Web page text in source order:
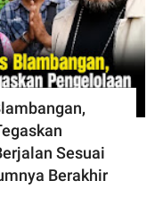
Sesuai
Berakhir